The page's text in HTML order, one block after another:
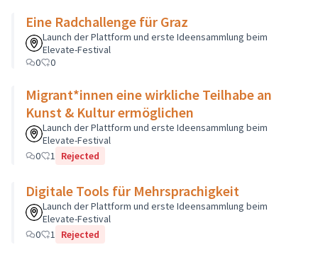
Eine Radchallenge für Graz
Launch der Plattform und erste Ideensammlung beim
Elevate-Festival
0
0
Migrant*innen eine wirkliche Teilhabe an
Kunst & Kultur ermöglichen
Launch der Plattform und erste Ideensammlung beim
Elevate-Festival
0
1 Rejected
Digitale Tools für Mehrsprachigkeit
Launch der Plattform und erste Ideensammlung beim
Elevate-Festival
0
1 Rejected